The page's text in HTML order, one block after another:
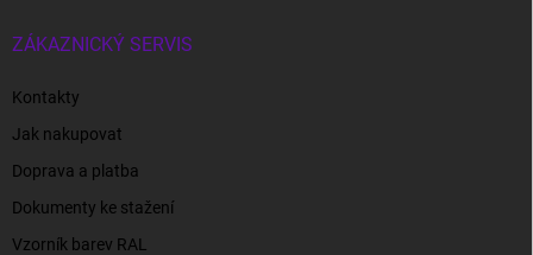
ZÁKAZNICKÝ SERVIS
Kontakty
Jak nakupovat
Doprava a platba
Dokumenty ke stažení
Vzorník barev RAL